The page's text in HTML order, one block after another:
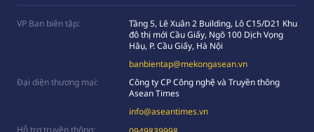
VP Ban biên tập:
Tầng 5, Lê Xuân 2 Building, Lô C15/D21 Khu
đô thị mới Cầu Giấy, Ngõ 100 Dịch Vọng
Hâụ, P. Cầu Giấy, Hà Nội
banbientap@mekongasean.vn
Đại diện thương mại:
Công ty CP Công nghệ và Truyền thông
Asean Times
info@aseantimes.vn
Hỗ trợ truyền thông: